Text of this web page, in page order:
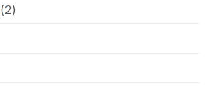
(2)